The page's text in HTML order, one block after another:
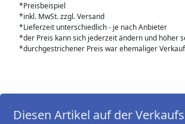
*Preisbeispiel
*inkl. MwSt. zzgl. Versand
*Lieferzeit unterschiedlich - je nach Anbieter
*der Preis kann sich jederzeit ändern und höher
*durchgestrichener Preis war ehemaliger
Diesen Artikel auf der